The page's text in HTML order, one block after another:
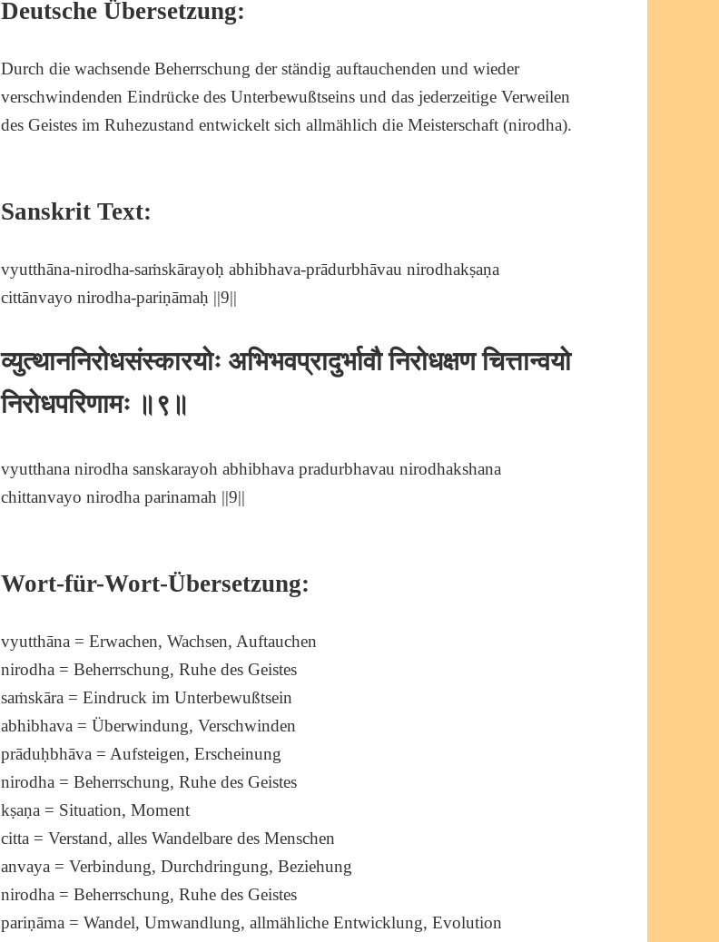
Deutsche Übersetzung:
Durch die wachsende Beherrschung der ständig auftauchenden und wieder
verschwindenden Eindrücke des Unterbewußtseins und das jederzeitige Verweilen
des Geistes im Ruhezustand entwickelt sich allmählich die Meisterschaft (nirodha).
Sanskrit Text:
vyutthāna-nirodha-saṁskārayoḥ abhibhava-prādurbhāvau nirodhakṣaṇa
cittānvayo nirodha-pariṇāmaḥ ||9||
व्युत्थाननिरोधसंस्कारयोः अभिभवप्रादुर्भावौ निरोधक्षण चित्तान्वयो
निरोधपरिणामः ॥९॥
vyutthana nirodha sanskarayoh abhibhava pradurbhavau nirodhakshana
chittanvayo nirodha parinamah ||9||
Wort-für-Wort-Übersetzung:
vyutthāna = Erwachen, Wachsen, Auftauchen
nirodha = Beherrschung, Ruhe des Geistes
saṁskāra = Eindruck im Unterbewußtsein
abhibhava = Überwindung, Verschwinden
prāduḥbhāva = Aufsteigen, Erscheinung
nirodha = Beherrschung, Ruhe des Geistes
kṣaṇa = Situation, Moment
citta = Verstand, alles Wandelbare des Menschen
anvaya = Verbindung, Durchdringung, Beziehung
nirodha = Beherrschung, Ruhe des Geistes
pariṇāma = Wandel, Umwandlung, allmähliche Entwicklung, Evolution